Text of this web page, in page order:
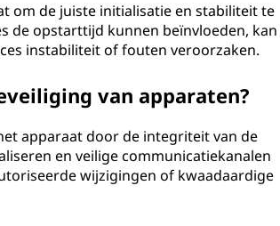
om de juiste initialisatie en stabiliteit te
de opstarttijd kunnen beïnvloeden, kan
instabiliteit of fouten veroorzaken.
van apparaten?
apparaat door de integriteit van de
en veilige communicatiekanalen
wijzigingen of kwaadaardige